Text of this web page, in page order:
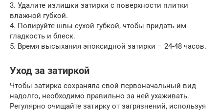
3. Удалите излишки затирки с поверхности плитки
влажной губкой.
4. Полируйте швы сухой губкой, чтобы придать им
гладкость и блеск.
5. Время высыхания эпоксидной затирки – 24-48 часов.
Уход за затиркой
Чтобы затирка сохраняла свой первоначальный вид
надолго, необходимо правильно за ней ухаживать.
Регулярно очищайте затирку от загрязнений, используя